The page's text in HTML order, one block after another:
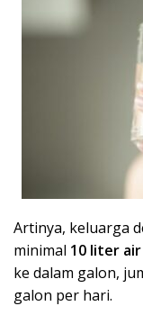
Artinya, keluarga
minimal 10 liter
ke dalam galon,
galon per hari.